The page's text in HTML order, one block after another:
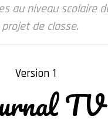
au niveau scolaire
de classe.
Version 1
TV